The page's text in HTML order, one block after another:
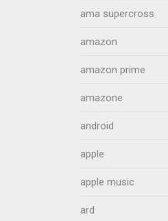
ama supercross
amazon
amazon prime
amazone
android
apple
apple music
ard